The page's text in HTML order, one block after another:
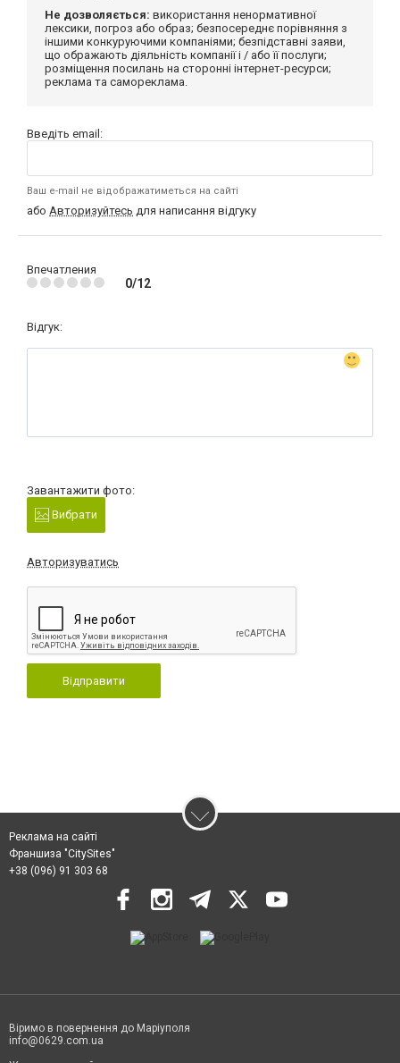
Не дозволяється: використання ненормативної
лексики, погроз або образ; безпосереднє порівняння з
іншими конкуруючими компаніями; безпідставні заяви,
що ображають діяльність компанії і / або її послуги;
розміщення посилань на сторонні інтернет-ресурси;
реклама та самореклама.
Введіть email:
Ваш e-mail не відображатиметься на сайті
або Авторизуйтесь для написання відгуку
Впечатления
0/12
Відгук:
Завантажити фото:
Вибрати
Авторизуватись
Відправити
Реклама на сайті
Франшиза "CitySites"
+38 (096) 91 303 68
Віримо в повернення до Маріуполя
info@0629.com.ua